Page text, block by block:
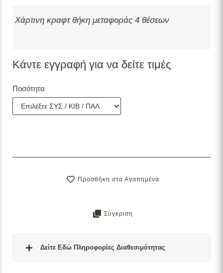
Χάρτινη κραφτ θήκη μεταφοράς 4 θέσεων
Κάντε εγγραφή για να δείτε τιμές
Ποσότητα
Προσθήκη στα Αγαπημένα
Σύγκριση
Δείτε Εδώ Πληροφορίες Διαθεσιμότητας